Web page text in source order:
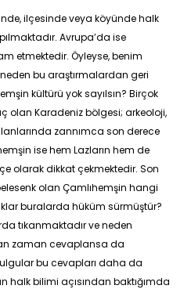
ilçesinde veya köyünde halk
Avrupa’da ise
etmektedir. Öyleyse, benim
bu araştırmalardan geri
kültürü yok sayılsın? Birçok
olan Karadeniz bölgesi; arkeoloji,
zannımca son derece
ise hem Lazların hem de
olarak dikkat çekmektedir. Son
olan Çamlıhemşin hangi
buralarda hüküm sürmüştür?
tıkanmaktadır ve neden
zaman cevaplansa da
bu cevapları daha da
halk bilimi açısından baktığımda